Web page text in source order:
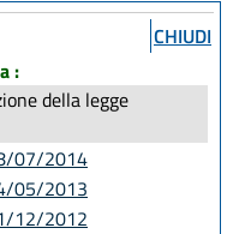
CHIUDI
:
della legge
07/2014
05/2013
12/2012